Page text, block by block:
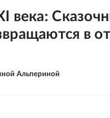
века:
в
Альпериной